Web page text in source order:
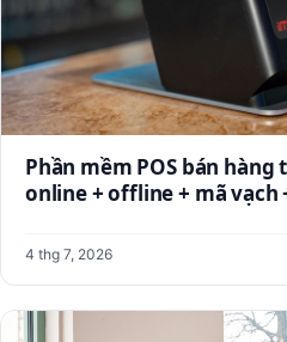
Phần mềm POS bán hàng
online + offline + mã vạch
4 thg 7, 2026